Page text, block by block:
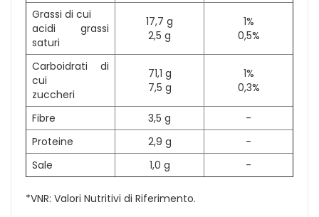
Grassi di cui
acidi grassi
saturi
17,7 g
2,5 g
1%
0,5%
Carboidrati di
cui
zuccheri
71,1 g
7,5 g
1%
0,3%
Fibre 3,5 g
-
Proteine
2,9 g
-
Sale
1,0 g -
*VNR: Valori Nutritivi di Riferimento.